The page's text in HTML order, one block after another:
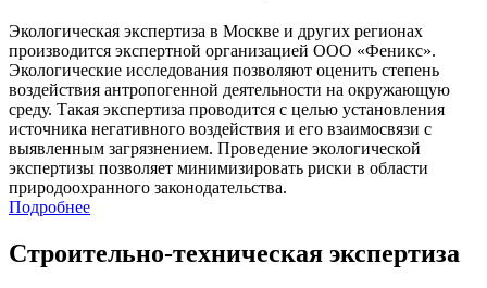
Экологическая экспертиза в Москве и других регионах
производится экспертной организацией ООО «Феникс».
Экологические исследования позволяют оценить степень
воздействия антропогенной деятельности на окружающую
среду. Такая экспертиза проводится с целью установления
источника негативного воздействия и его взаимосвязи с
выявленным загрязнением. Проведение экологической
экспертизы позволяет минимизировать риски в области
природоохранного законодательства.‍
Подробнее
Строительно-техническая экспертиза